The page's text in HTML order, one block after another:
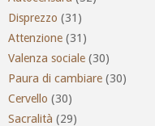
Disprezzo (31)
Attenzione (31)
Valenza sociale (30)
Paura di cambiare (30)
Cervello (30)
Sacralità (29)